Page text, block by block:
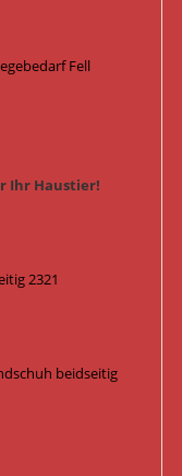
Fell
Ihr Haustier!
2321
beidseitig